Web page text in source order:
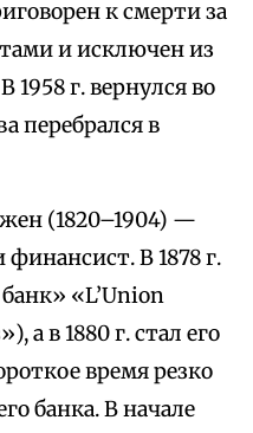
к смерти за
и исключен из
г. вернулся во
перебрался в
(1820–1904) —
В 1878 г.
«L’Union
а в 1880 г. стал его
время резко
банка. В начале